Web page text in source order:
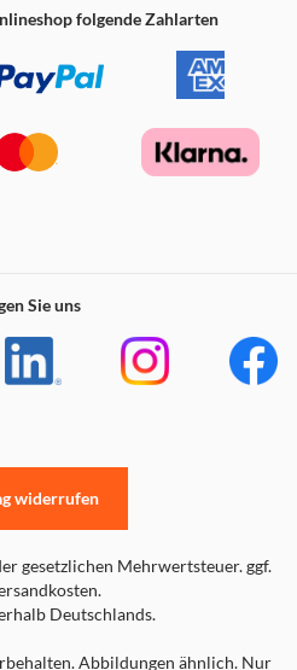
folgende Zahlarten
Sie uns
gesetzlichen Mehrwertsteuer. ggf.
Deutschlands.
Abbildungen ähnlich. Nur
widerrufen